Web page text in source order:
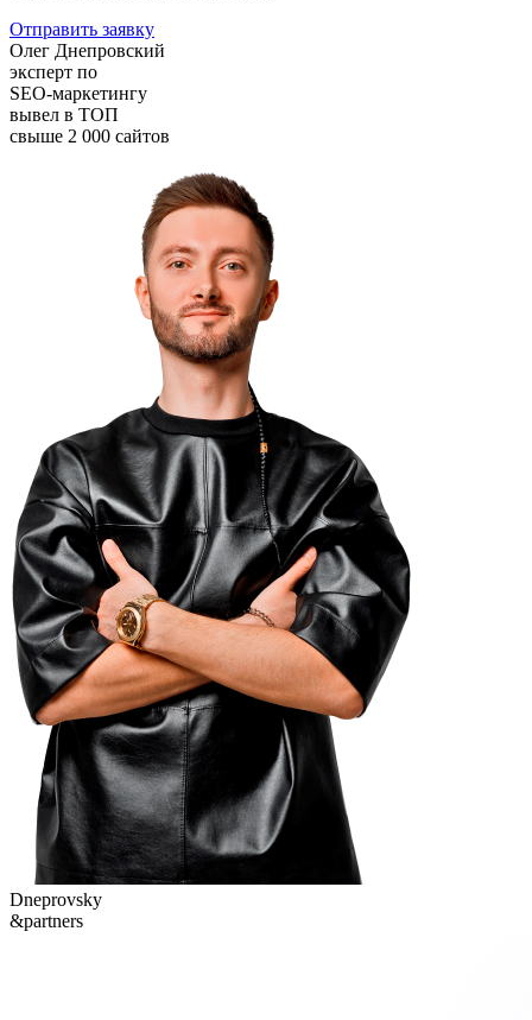
Отправить заявку
Олег Днепровский
эксперт по
SEO-маркетингу
вывел в ТОП
свыше 2 000 сайтов
Dneprovsky
&partners